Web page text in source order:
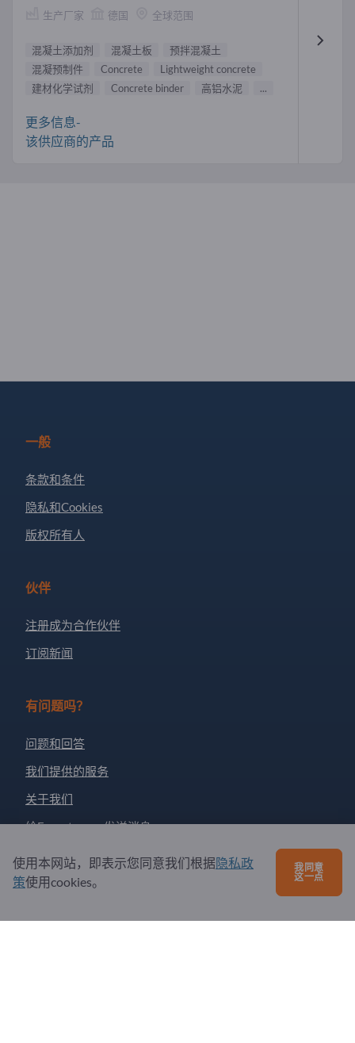
生产厂家 德国 全球范围
混凝土添加剂 混凝土板
预拌混凝土
混凝预制件
Concrete
Lightweight concrete
建材化学试剂
Concrete binder 高铝水泥 ...
更多信息-
该供应商的产品
一般
条款和条件
隐私和Cookies
版权所有人
伙伴
注册成为合作伙伴
订阅新闻
有问题吗？
问题和回答
我们提供的服务
关于我们
给Exportpages发送消息
Exportpages International Network
Becker-Göring-Straße 15
使用本网站，即表示您同意我们根据隐私政
策使用cookies。
我同意
这一点